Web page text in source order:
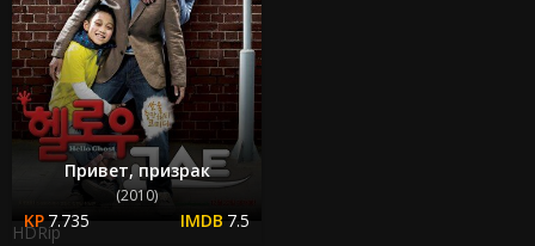
Привет, призрак
(2010)
7.735 7.5
HDRip